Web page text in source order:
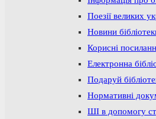
Поезії великих
Новини
Корисні
Електронна
Подаруй
Нормативні
ШІ в допомогу